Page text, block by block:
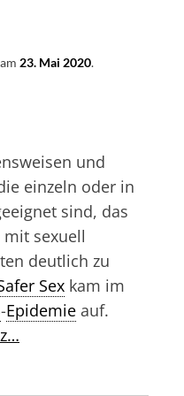
am 23. Mai 2020.
und
einzeln oder in
sind, das
mit sexuell
deutlich zu
Sex kam im
-Epidemie auf.